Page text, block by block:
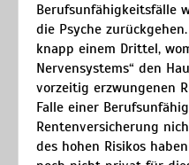
Berufsunfähigkeitsfälle
die Psyche
knapp einem Drittel,
Nervensystems“ den
vorzeitig erzwungenen
Falle einer
Rentenversicherung
des hohen Risikos